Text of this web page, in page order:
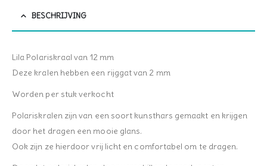
BESCHRIJVING
Lila Polariskraal van 12 mm
Deze kralen hebben een rijggat van 2 mm
Worden per stuk verkocht
Polariskralen zijn van een soort kunsthars gemaakt en krijgen
door het dragen een mooie glans.
Ook zijn ze hierdoor vrij licht en comfortabel om te dragen.